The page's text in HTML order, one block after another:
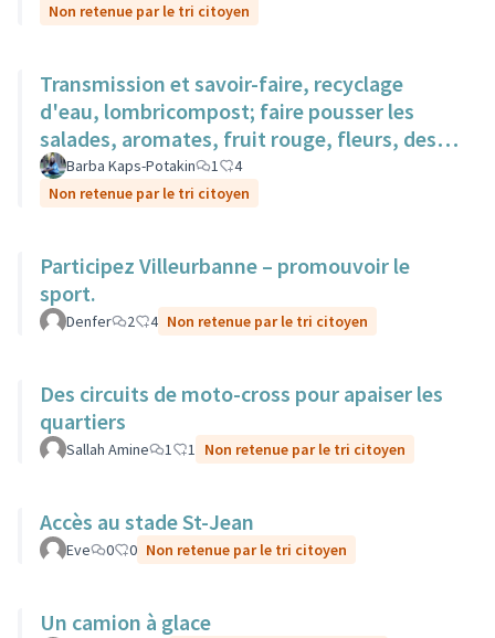
Non retenue par le tri citoyen
Transmission et savoir-faire, recyclage
d'eau, lombricompost; faire pousser les
salades, aromates, fruit rouge, fleurs, des
surfaces sur des toits.
Barba Kaps-Potakin 1
4
Non retenue par le tri citoyen
Participez Villeurbanne – promouvoir le
sport.
Denfer 2 4 Non retenue par le tri citoyen
Des circuits de moto-cross pour apaiser les
quartiers
Sallah Amine 1 1 Non retenue par le tri citoyen
Accès au stade St-Jean
Eve 0 0 Non retenue par le tri citoyen
Un camion à glace